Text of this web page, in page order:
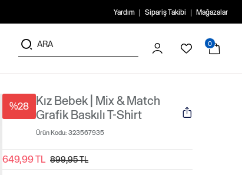
Yardım Sipariş Takibi Mağazalar
0
%28
Kız Bebek | Mix & Match
Grafik Baskılı T-Shirt
Ürün Kodu: 323567935
649,99 TL 899,95 TL